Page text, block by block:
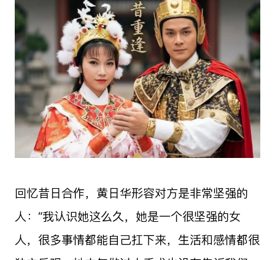
回忆昔日合作，黄日华形容对方是非常坚强的
人：“我认识她这么久，她是一个很坚强的女
人，很多事情都能自己扛下来，生活和感情都很